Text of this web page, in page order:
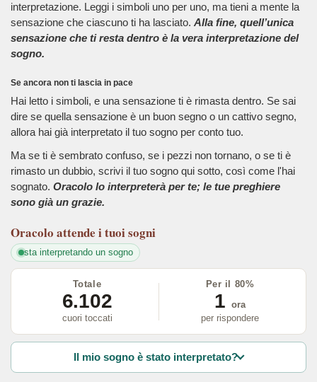
interpretazione. Leggi i simboli uno per uno, ma tieni a mente la
sensazione che ciascuno ti ha lasciato. Alla fine, quell’unica
sensazione che ti resta dentro è la vera interpretazione del
sogno.
Se ancora non ti lascia in pace
Hai letto i simboli, e una sensazione ti è rimasta dentro. Se sai
dire se quella sensazione è un buon segno o un cattivo segno,
allora hai già interpretato il tuo sogno per conto tuo.
Ma se ti è sembrato confuso, se i pezzi non tornano, o se ti è
rimasto un dubbio, scrivi il tuo sogno qui sotto, così come l'hai
sognato. Oracolo lo interpreterà per te; le tue preghiere
sono già un grazie.
Oracolo attende i tuoi sogni
sta interpretando un sogno
Totale
6.102
cuori toccati
Per il 80%
1 ora
per rispondere
Il mio sogno è stato interpretato?